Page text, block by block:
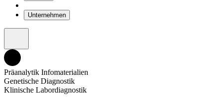
Unternehmen
Präanalytik Infomaterialien
Genetische Diagnostik
Klinische Labordiagnostik